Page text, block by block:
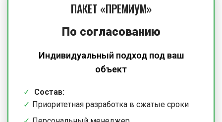
ПАКЕТ «ПРЕМИУМ»
По согласованию
Индивидуальный подход под ваш
объект
Состав:
Приоритетная разработка в сжатые сроки